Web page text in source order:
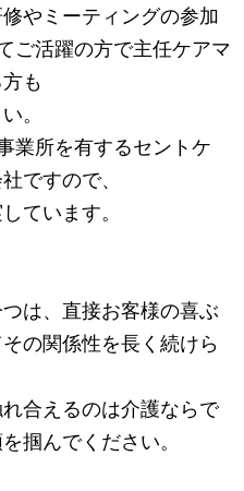
やミーティングの参加
ご活躍の方で主任ケアマ
も
。
業所を有するセントケ
ですので、
ています。
は、直接お客様の喜ぶ
の関係性を長く続けら
合えるのは介護ならで
掴んでください。